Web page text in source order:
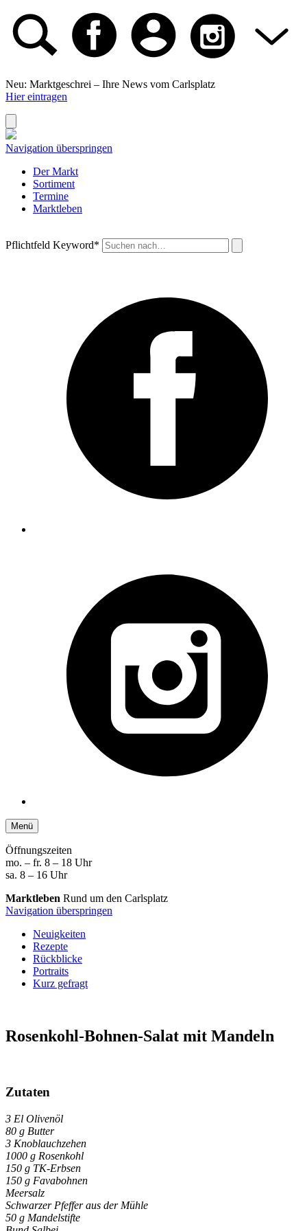
Neu: Marktgeschrei – Ihre News vom Carlsplatz
Hier eintragen
Navigation überspringen
Der Markt
Sortiment
Termine
Marktleben
Pflichtfeld Keyword*
Menü
Öffnungszeiten
mo. – fr. 8 – 18 Uhr
sa. 8 – 16 Uhr
Marktleben Rund um den Carlsplatz
Navigation überspringen
Neuigkeiten
Rezepte
Rückblicke
Portraits
Kurz gefragt
Rosenkohl-Bohnen-Salat mit Mandeln
Zutaten
3 El Olivenöl
80 g Butter
3 Knoblauchzehen
1000 g Rosenkohl
150 g TK-Erbsen
150 g Favabohnen
Meersalz
Schwarzer Pfeffer aus der Mühle
50 g Mandelstifte